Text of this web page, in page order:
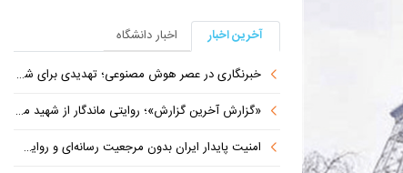
آخرین اخبار
اخبار دانشگاه
خبرنگاری در عصر هوش مصنوعی؛ تهدیدی برای شغل یا فرصتی برای تحول؟
«گزارش آخرین گزارش»؛ روایتی ماندگار از شهید محمود صارمی در روز خبرنگار
امنیت پایدار ایران بدون مرجعیت رسانه‌ای و روایت حقیقت به دست نمی‌آید